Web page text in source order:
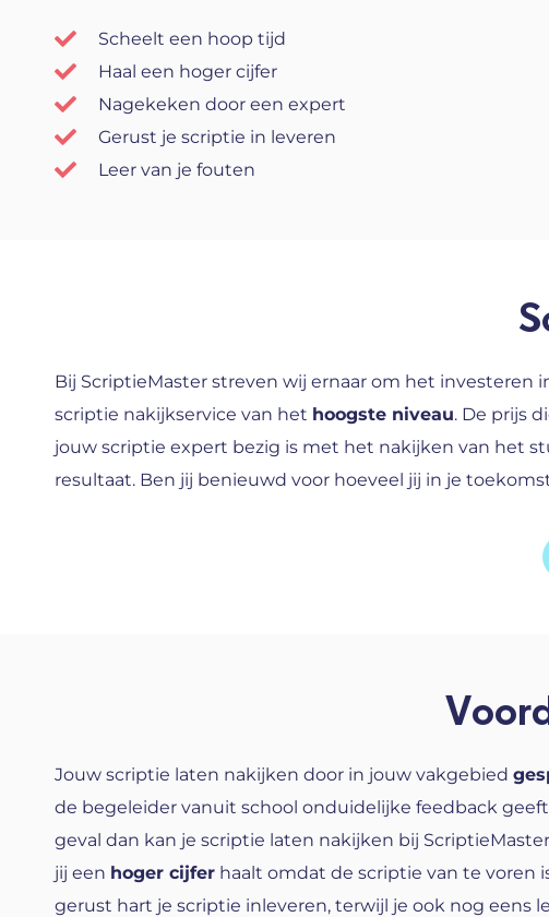
Scheelt een hoop tijd
Haal een hoger cijfer
Nagekeken door een expert
Gerust je scriptie in leveren
Leer van je fouten
Bij ScriptieMaster streven wij ernaar om het
scriptie nakijkservice van het hoogste niveau. De prijs
jouw scriptie expert bezig is met het nakijken van het
resultaat. Ben jij benieuwd voor hoeveel jij in je
Jouw scriptie laten nakijken door in jouw vakgebied
de begeleider vanuit school onduidelijke feedback
geval dan kan je scriptie laten nakijken bij
jij een hoger cijfer haalt omdat de scriptie van te voren
gerust hart je scriptie inleveren, terwijl je ook nog eens